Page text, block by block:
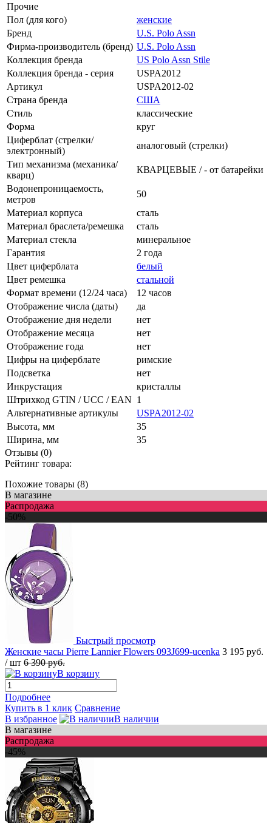
Прочие
Пол (для кого)
женские
Бренд
U.S. Polo Assn
Фирма-производитель (бренд) U.S. Polo Assn
Коллекция бренда
US Polo Assn Stile
Коллекция бренда - серия
USPA2012
Артикул
USPA2012-02
Страна бренда
США
Стиль
классические
Форма
круг
Циферблат (стрелки/
электронный)
аналоговый (стрелки)
Тип механизма (механика/
кварц)
КВАРЦЕВЫЕ / - от батарейки
Водонепроницаемость,
метров
50
Материал корпуса
сталь
Материал браслета/ремешка
сталь
Материал стекла
минеральное
Гарантия
2 года
Цвет циферблата
белый
Цвет ремешка
стальной
Формат времени (12/24 часа)
12 часов
Отображение числа (даты)
да
Отображение дня недели
нет
Отображение месяца
нет
Отображение года
нет
Цифры на циферблате
римские
Подсветка
нет
Инкрустация
кристаллы
Штрихкод GTIN / UCC / EAN 1
Альтернативные артикулы
USPA2012-02
Высота, мм
35
Ширина, мм
35
Отзывы (0)
Рейтинг товара:
Похожие товары (8)
В магазине
Распродажа
-50%
Быстрый просмотр
Женские часы Pierre Lannier Flowers 093J699-ucenka 3 195 руб.
/ шт 6 390 руб.
В корзину
Подробнее
Купить в 1 клик Сравнение
В избранное
В наличии
В магазине
Распродажа
-45%